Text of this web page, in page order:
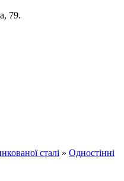
79.
сталі » Одностінні